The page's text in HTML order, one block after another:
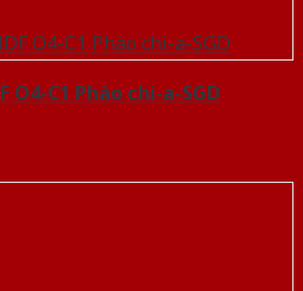
O4-C1 Phào chi-a-SGD